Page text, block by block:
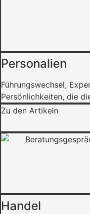
Personalien
Führungswechsel,
Persönlichkeiten, die
Zu den Artikeln
Handel